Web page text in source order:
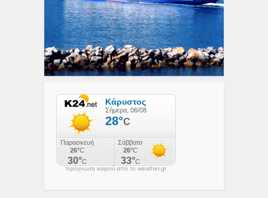
πρόγνωση καιρού από το weather.gr